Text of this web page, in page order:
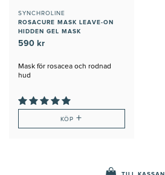
SYNCHROLINE
ROSACURE MASK LEAVE-ON
HIDDEN GEL MASK
590 kr
Mask för rosacea och rodnad
hud
KÖP+